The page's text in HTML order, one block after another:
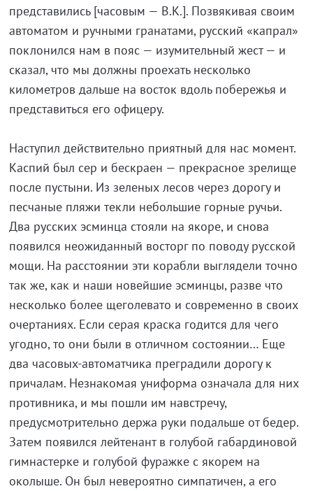
представились [часовым — В.К.]. Позвякивая своим
автоматом и ручными гранатами, русский «капрал»
поклонился нам в пояс — изумительный жест — и
сказал, что мы должны проехать несколько
километров дальше на восток вдоль побережья и
представиться его офицеру.
Наступил действительно приятный для нас момент.
Каспий был сер и бескраен — прекрасное зрелище
после пустыни. Из зеленых лесов через дорогу и
песчаные пляжи текли небольшие горные ручьи.
Два русских эсминца стояли на якоре, и снова
появился неожиданный восторг по поводу русской
мощи. На расстоянии эти корабли выглядели точно
так же, как и наши новейшие эсминцы, разве что
несколько более щеголевато и современно в своих
очертаниях. Если серая краска годится для чего
угодно, то они были в отличном состоянии… Еще
два часовых-автоматчика преградили дорогу к
причалам. Незнакомая униформа означала для них
противника, и мы пошли им навстречу,
предусмотрительно держа руки подальше от бедер.
Затем появился лейтенант в голубой габардиновой
гимнастерке и голубой фуражке с якорем на
околыше. Он был невероятно симпатичен, а его